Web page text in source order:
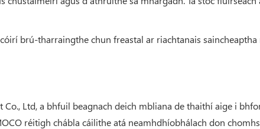
brú-tharraingthe chun freastal ar riachtanais
Ltd, a bhfuil beagnach deich mbliana de thaithí aige i
réitigh chábla cáilithe atá neamhdhíobhálach don